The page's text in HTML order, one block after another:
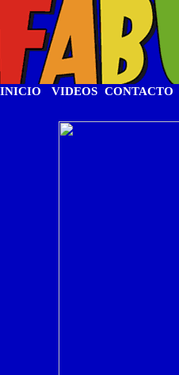
INICIO VIDEOS CONTACTO